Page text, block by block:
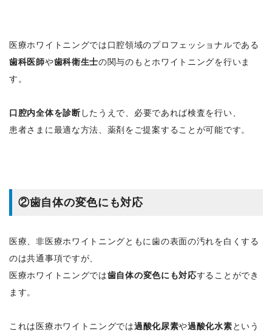
医療ホワイトニングでは口腔領域のプロフェッショナルである
歯科医師や歯科衛生士の関与のもとホワイトニングを行いま
す。
口腔内全体を診断 したうえで、必要であれば検査を行い、
患者さまに最適な方法、薬剤をご提案することが可能です。
②歯自体の変色にも対応
医療、非医療ホワイトニングともに歯の表面の汚れを白くする
のは共通事項ですが、
医療ホワイトニングでは歯自体の変色にも対応することができ
ます。
これは医療ホワイトニングでは過酸化尿素や過酸化水素という